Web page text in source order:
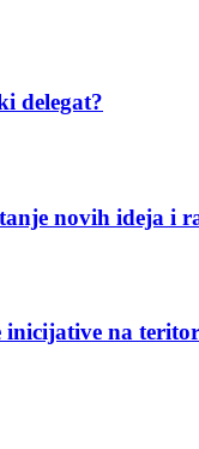
delegat?
novih ideja i
inicijative na